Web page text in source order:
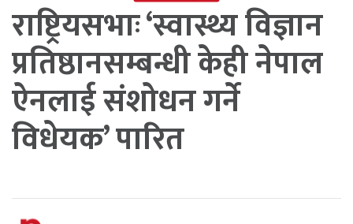
राष्ट्रियसभाः ‘स्वास्थ्य विज्ञान
प्रतिष्ठानसम्बन्धी केही नेपाल
ऐनलाई संशोधन गर्ने
विधेयक’ पारित